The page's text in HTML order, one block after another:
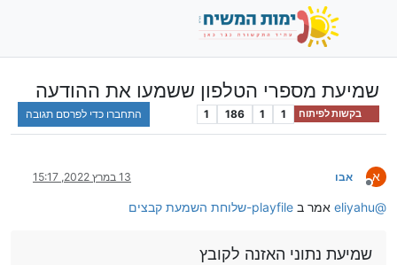
שמיעת מספרי הטלפון ששמעו את ההודעה
בקשות לפיתוח 1
1
186
1 התחברו כדי לפרסם תגובה
א
מנותק
אבו 13 במרץ 2022, 15:17
@
eliyahu אמר ב
שמיעת נתוני האזנה לקובץ